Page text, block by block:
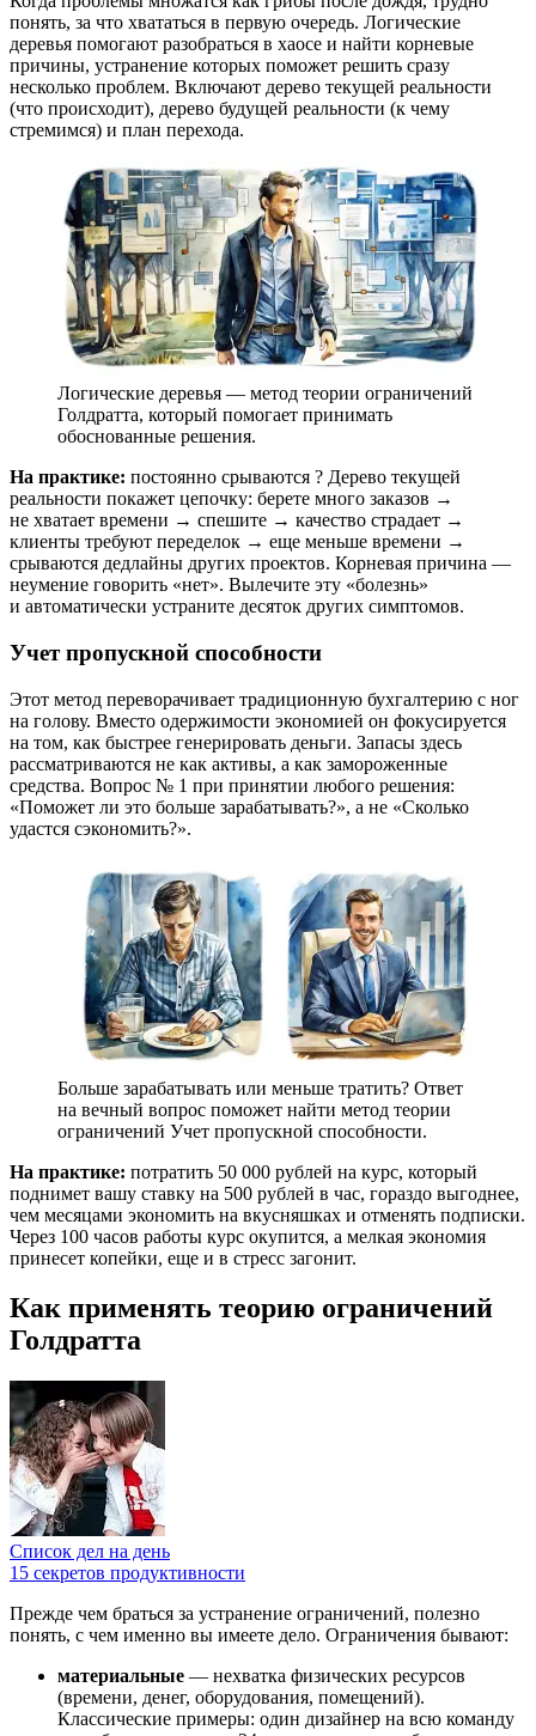
понять, за что хвататься в первую очередь. Логические
деревья помогают разобраться в хаосе и найти корневые
причины, устранение которых поможет решить сразу
несколько проблем. Включают дерево текущей реальности
(что происходит), дерево будущей реальности (к чему
стремимся) и план перехода.
Логические деревья — метод теории ограничений
Голдратта, который помогает принимать
обоснованные решения.
На практике: постоянно срываются ? Дерево текущей
реальности покажет цепочку: берете много заказов →
не хватает времени → спешите → качество страдает →
клиенты требуют переделок → еще меньше времени →
срываются дедлайны других проектов. Корневая причина —
неумение говорить «нет». Вылечите эту «болезнь»
и автоматически устраните десяток других симптомов.
Учет пропускной способности
Этот метод переворачивает традиционную бухгалтерию с ног
на голову. Вместо одержимости экономией он фокусируется
на том, как быстрее генерировать деньги. Запасы здесь
рассматриваются не как активы, а как замороженные
средства. Вопрос № 1 при принятии любого решения:
«Поможет ли это больше зарабатывать?», а не «Сколько
удастся сэкономить?».
Больше зарабатывать или меньше тратить? Ответ
на вечный вопрос поможет найти метод теории
ограничений Учет пропускной способности.
На практике: потратить 50 000 рублей на курс, который
поднимет вашу ставку на 500 рублей в час, гораздо выгоднее,
чем месяцами экономить на вкусняшках и отменять подписки.
Через 100 часов работы курс окупится, а мелкая экономия
принесет копейки, еще и в стресс загонит.
Как применять теорию ограничений
Голдратта
Список дел на день
15 секретов продуктивности
Прежде чем браться за устранение ограничений, полезно
понять, с чем именно вы имеете дело. Ограничения бывают:
материальные — нехватка физических ресурсов
(времени, денег, оборудования, помещений).
Классические примеры: один дизайнер на всю команду